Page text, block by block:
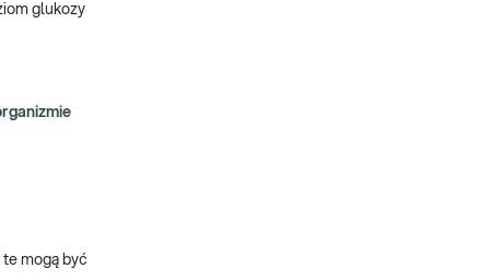
glukozy
te mogą być